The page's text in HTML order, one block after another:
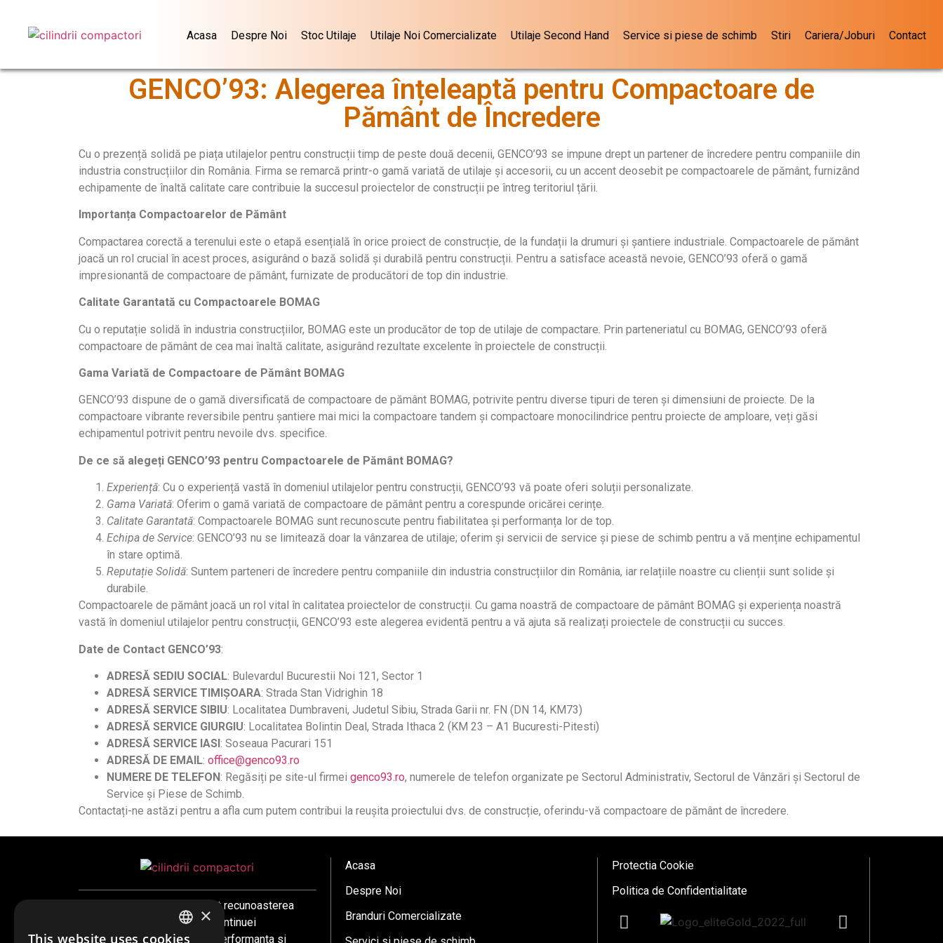
Acasa Despre Noi Stoc Utilaje Utilaje Noi Comercializate Utilaje Second Hand Service si piese de schimb Stiri Cariera/Joburi Contact
GENCO’93: Alegerea înțeleaptă pentru Compactoare de
Pământ de Încredere
Cu o prezență solidă pe piața utilajelor pentru construcții timp de peste două decenii, GENCO’93 se impune drept un partener de încredere pentru companiile din
industria construcțiilor din România. Firma se remarcă printr-o gamă variată de utilaje și accesorii, cu un accent deosebit pe compactoarele de pământ, furnizând
echipamente de înaltă calitate care contribuie la succesul proiectelor de construcții pe întreg teritoriul țării.
Importanța Compactoarelor de Pământ
Compactarea corectă a terenului este o etapă esențială în orice proiect de construcție, de la fundații la drumuri și șantiere industriale. Compactoarele de pământ
joacă un rol crucial în acest proces, asigurând o bază solidă și durabilă pentru construcții. Pentru a satisface această nevoie, GENCO’93 oferă o gamă
impresionantă de compactoare de pământ, furnizate de producători de top din industrie.
Calitate Garantată cu Compactoarele BOMAG
Cu o reputație solidă în industria construcțiilor, BOMAG este un producător de top de utilaje de compactare. Prin parteneriatul cu BOMAG, GENCO’93 oferă
compactoare de pământ de cea mai înaltă calitate, asigurând rezultate excelente în proiectele de construcții.
Gama Variată de Compactoare de Pământ BOMAG
GENCO’93 dispune de o gamă diversificată de compactoare de pământ BOMAG, potrivite pentru diverse tipuri de teren și dimensiuni de proiecte. De la
compactoare vibrante reversibile pentru șantiere mai mici la compactoare tandem și compactoare monocilindrice pentru proiecte de amploare, veți găsi
echipamentul potrivit pentru nevoile dvs. specifice.
De ce să alegeți GENCO’93 pentru Compactoarele de Pământ BOMAG?
Experiență: Cu o experiență vastă în domeniul utilajelor pentru construcții, GENCO’93 vă poate oferi soluții personalizate.
Gama Variată: Oferim o gamă variată de compactoare de pământ pentru a corespunde oricărei cerințe.
Calitate Garantată: Compactoarele BOMAG sunt recunoscute pentru fiabilitatea și performanța lor de top.
Echipa de Service: GENCO’93 nu se limitează doar la vânzarea de utilaje; oferim și servicii de service și piese de schimb pentru a vă menține echipamentul
în stare optimă.
Reputație Solidă: Suntem parteneri de încredere pentru companiile din industria construcțiilor din România, iar relațiile noastre cu clienții sunt solide și
durabile.
Compactoarele de pământ joacă un rol vital în calitatea proiectelor de construcții. Cu gama noastră de compactoare de pământ BOMAG și experiența noastră
vastă în domeniul utilajelor pentru construcții, GENCO’93 este alegerea evidentă pentru a vă ajuta să realizați proiectele de construcții cu succes.
Date de Contact GENCO’93:
ADRESĂ SEDIU SOCIAL: Bulevardul Bucurestii Noi 121, Sector 1
ADRESĂ SERVICE TIMIȘOARA: Strada Stan Vidrighin 18
ADRESĂ SERVICE SIBIU: Localitatea Dumbraveni, Judetul Sibiu, Strada Garii nr. FN (DN 14, KM73)
ADRESĂ SERVICE GIURGIU: Localitatea Bolintin Deal, Strada Ithaca 2 (KM 23 – A1 Bucuresti-Pitesti)
ADRESĂ SERVICE IASI: Soseaua Pacurari 151
ADRESĂ DE EMAIL: office@genco93.ro
NUMERE DE TELEFON: Regăsiți pe site-ul firmei genco93.ro, numerele de telefon organizate pe Sectorul Administrativ, Sectorul de Vânzări și Sectorul de
Service și Piese de Schimb.
Contactați-ne astăzi pentru a afla cum putem contribui la reușita proiectului dvs. de construcție, oferindu-vă compactoare de pământ de încredere.
Este compania care a reusit recunoasterea
firmelor de profil, datorita continuei
preocupari pentru calitate, performanta si
Acasa
Despre Noi
Branduri Comercializate
Protectia Cookie
Politica de Confidentialitate
×
This website uses cookies